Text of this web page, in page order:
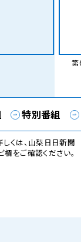
第
特別番組
くは、山梨日日新聞
欄をご確認ください。